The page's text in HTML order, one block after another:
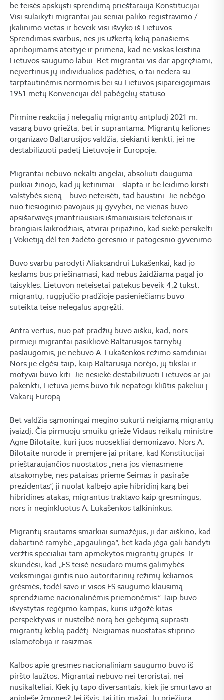
be teisės apskųsti sprendimą prieštarauja Konstitucijai.
Visi sulaikyti migrantai jau seniai paliko registravimo /
įkalinimo vietas ir beveik visi išvyko iš Lietuvos.
Sprendimas svarbus, nes jis užkertą kelią panašiems
apribojimams ateityje ir primena, kad ne viskas leistina
Lietuvos saugumo labui. Bet migrantai vis dar apgręžiami,
neįvertinus jų individualios padėties, o tai nedera su
tarptautinėmis normomis bei su Lietuvos įsipareigojimais
1951 metų Konvencijai dėl pabėgėlių statuso.
Pirminė reakcija į nelegalių migrantų antplūdį 2021 m.
vasarą buvo griežta, bet ir suprantama. Migrantų keliones
organizavo Baltarusijos valdžia, siekianti kenkti, jei ne
destabilizuoti padėtį Lietuvoje ir Europoje.
Migrantai nebuvo nekalti angelai, absoliuti dauguma
puikiai žinojo, kad jų ketinimai – slapta ir be leidimo kirsti
valstybės sieną – buvo neteisėti, tad baustini. Jie nebėgo
nuo tiesioginio pavojaus jų gyvybei, ne vienas buvo
apsišarvavęs įmantriausiais išmaniaisiais telefonais ir
brangiais laikrodžiais, atvirai pripažino, kad siekė persikelti
į Vokietiją dėl ten žadėto geresnio ir patogesnio gyvenimo.
Buvo svarbu parodyti Aliaksandrui Lukašenkai, kad jo
kėslams bus priešinamasi, kad nebus žaidžiama pagal jo
taisykles. Lietuvon neteisėtai patekus beveik 4,2 tūkst.
migrantų, rugpjūčio pradžioje pasieniečiams buvo
suteikta teisė nelegalus apgręžti.
Antra vertus, nuo pat pradžių buvo aišku, kad, nors
pirmieji migrantai pasikliovė Baltarusijos tarnybų
paslaugomis, jie nebuvo A. Lukašenkos režimo samdiniai.
Nors jie elgėsi taip, kaip Baltarusija norėjo, jų tikslai ir
motyvai buvo kiti. Jie nesiekė destabilizuoti Lietuvos ar jai
pakenkti, Lietuva jiems buvo tik nepatogi kliūtis pakeliui į
Vakarų Europą.
Bet valdžia sąmoningai mėgino sukurti neigiamą migrantų
įvaizdį. Čia pirmuoju smuiku griežė Vidaus reikalų ministrė
Agnė Bilotaitė, kuri juos nuosekliai demonizavo. Nors A.
Bilotaitė nurodė ir premjerė jai pritarė, kad Konstitucijai
prieštaraujančios nuostatos „nėra jos vienasmenė
atsakomybė, nes pataisas priėmė Seimas ir pasirašė
prezidentas“, ji nuolat kalbėjo apie hibridinį karą bei
hibridines atakas, migrantus traktavo kaip grėsmingus,
nors ir neginkluotus A. Lukašenkos talkininkus.
Migrantų srautams smarkiai sumažėjus, ji dar aiškino, kad
dabartinė ramybė „apgaulinga“, bet kada jėga gali bandyti
veržtis specialiai tam apmokytos migrantų grupės. Ir
skundėsi, kad „ES teisė nesudaro mums galimybės
veiksmingai gintis nuo autoritarinių režimų keliamos
grėsmės, todėl savo ir visos ES saugumo klausimą
sprendžiame nacionalinėmis priemonėmis.“ Taip buvo
išvystytas regėjimo kampas, kuris užgožė kitas
perspektyvas ir nustelbė norą bei gebėjimą suprasti
migrantų keblią padėtį. Neigiamas nuostatas stiprino
islamofobija ir rasizmas.
Kalbos apie grėsmes nacionaliniam saugumo buvo iš
piršto laužtos. Migrantai nebuvo nei teroristai, nei
nusikaltėliai. Kiek jų tapo diversantais, kiek jie smurtavo ar
apiplėšė žmones? Jei išvis, tai itin mažai. Jų priežiūra